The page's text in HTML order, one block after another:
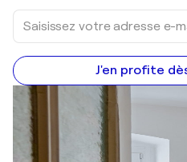
J'en profite